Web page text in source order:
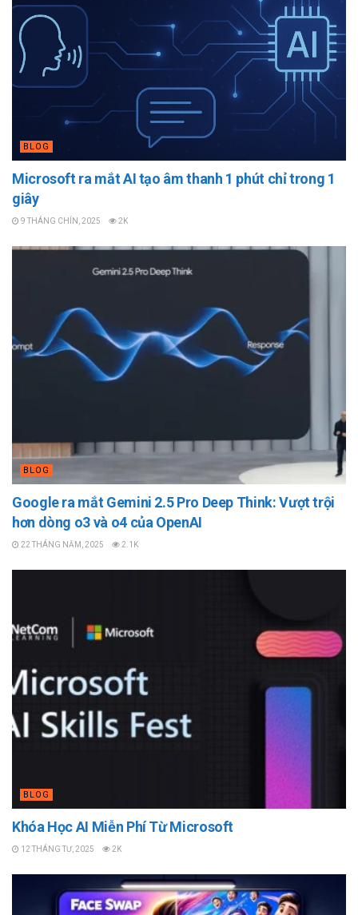
BLOG
Microsoft ra mắt AI tạo âm thanh 1 phút chỉ trong 1
giây
9 THÁNG CHÍN, 2025 2K
BLOG
Google ra mắt Gemini 2.5 Pro Deep Think: Vượt trội
hơn dòng o3 và o4 của OpenAI
22 THÁNG NĂM, 2025 2.1K
BLOG
Khóa Học AI Miễn Phí Từ Microsoft
12 THÁNG TƯ, 2025 2K